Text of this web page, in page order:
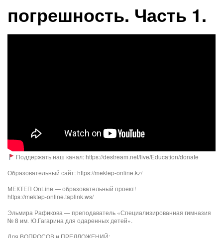
погрешность. Часть 1.
Поддержать наш канал: https://destream.net/live/Education/donate
Образовательный сайт: https://mektep-online.kz/
МЕКТЕП OnLine — образовательный проект!
https://mektep-online.taplink.ws/
Эльмира Рафикова — преподаватель «Специализированная гимназия
№ 8 им. Ю.Гагарина для одаренных детей».
Для ВОПРОСОВ и ПРЕДЛОЖЕНИЙ: